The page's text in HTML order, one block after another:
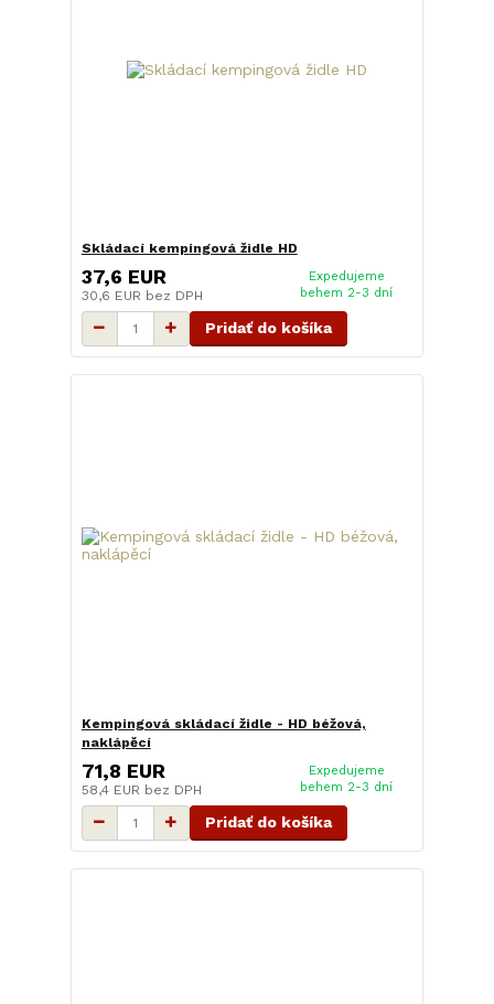
Skládací kempingová židle HD
37,6 EUR
30,6 EUR bez DPH
Expedujeme
behem 2-3 dní
Pridať do košíka
Kempingová skládací židle - HD béžová,
naklápěcí
71,8 EUR
58,4 EUR bez DPH
Expedujeme
behem 2-3 dní
Pridať do košíka